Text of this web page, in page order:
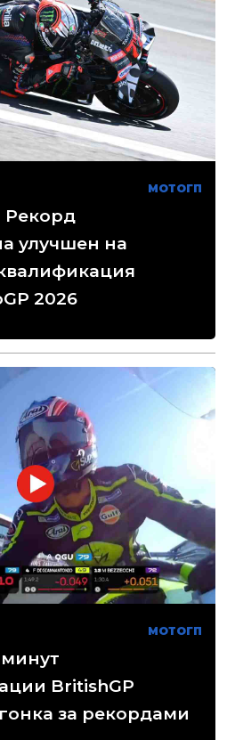
МОТОГП
Рекорд
улучшен на
2026
МОТОГП
BritishGP
за рекордами